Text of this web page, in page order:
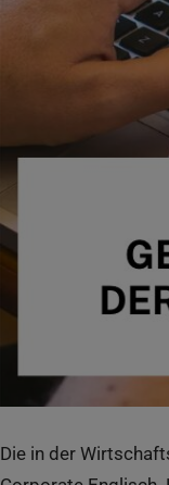
Die in der